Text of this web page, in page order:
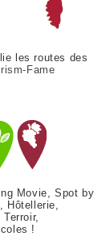
les routes des
Fame
Movie, Spot by
!